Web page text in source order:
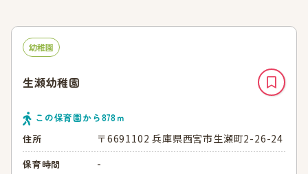
幼稚園
生瀬幼稚園
この保育園から878ｍ
住所
〒6691102 兵庫県西宮市生瀬町2-26-24
保育時間 -